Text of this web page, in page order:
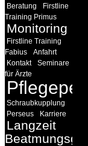
Beratung
Firstline
Training Primus
Monitoring
Firstline Training
Fabius
Anfahrt
Kontakt
Seminare
für Ärzte
Schraubkupplung
Perseus
Karriere
Langzeit